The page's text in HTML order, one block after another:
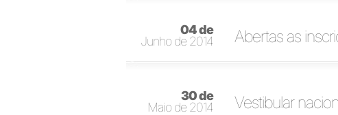
04 de
Junho de 2014
Abertas as
30 de
Maio de 2014
Vestibular